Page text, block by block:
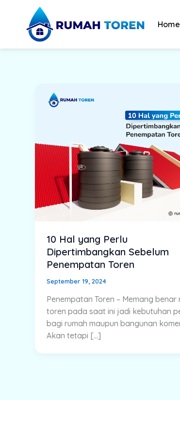
content
Home
10 Hal yang Perlu
Dipertimbangkan Sebelum
Penempatan Toren
September 19, 2024
Penempatan Toren – Memang benar
toren pada saat ini jadi kebutuhan
bagi rumah maupun bangunan
Akan tetapi […]